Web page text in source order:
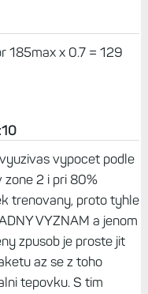
185max x 0.7 = 129
vypocet podle
zone 2 i pri 80%
trenovany, proto tyhle
VYZNAM a jenom
zpusob je proste jit
az se z toho
tepovku. S tim